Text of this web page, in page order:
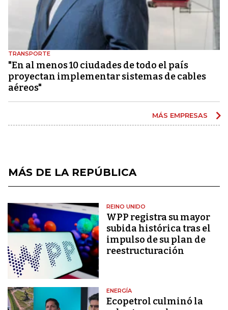
TRANSPORTE
"En al menos 10 ciudades de todo el país
proyectan implementar sistemas de cables
aéreos"
MÁS EMPRESAS
MÁS DE LA REPÚBLICA
REINO UNIDO
WPP registra su mayor
subida histórica tras el
impulso de su plan de
reestructuración
ENERGÍA
Ecopetrol culminó la